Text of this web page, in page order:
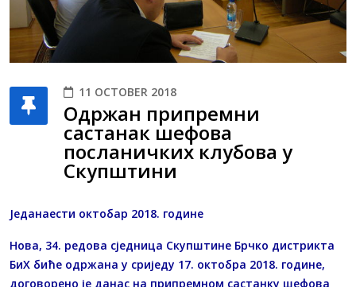
11 OCTOBER 2018
Одржан припремни
састанак шефова
посланичких клубова у
Скупштини
Једанаести октобар 2018. године
Нова, 34. редова сједница Скупштине Брчко дистрикта
БиХ биће одржана у сриједу 17. октобра 2018. године,
договорено је данас на припремном састанку шефова